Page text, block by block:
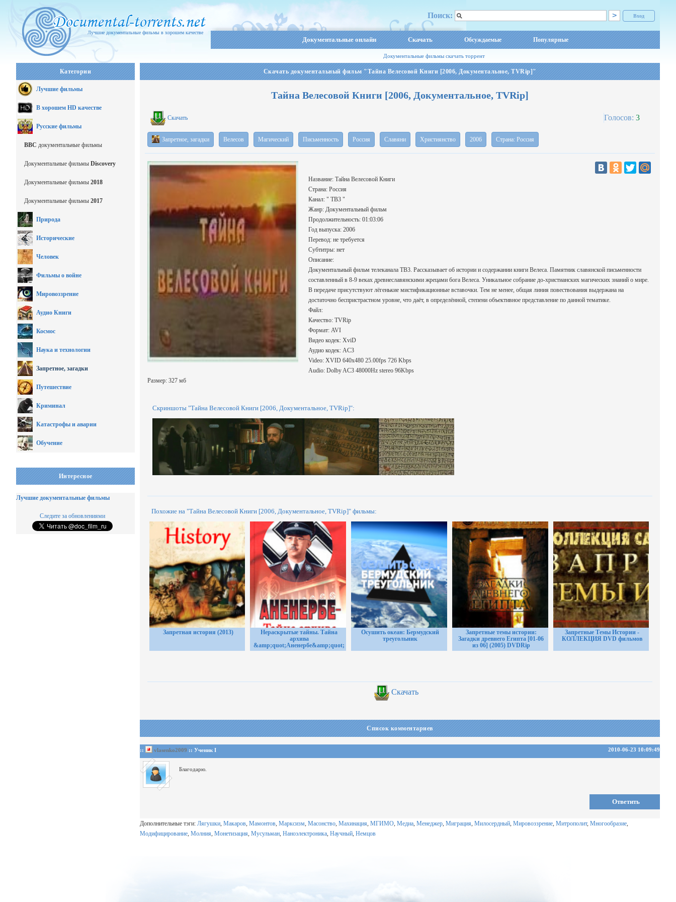
Лучшие документальные фильмы в хорошем качестве
Вход
Поиск:
Документальные онлайн Скачать Обсуждаемые Популярные
Документальные фильмы скачать торрент
Категории
Лучшие фильмы
В хорошем HD качестве
Русские фильмы
BBC документальные фильмы
Документальные фильмы Discovery
Документальные фильмы 2018
Документальные фильмы 2017
Природа
Исторические
Человек
Фильмы о войне
Мировоззрение
Аудио Книги
Космос
Наука и технологии
Запретное, загадки
Путешествие
Криминал
Катастрофы и аварии
Обучение
Интересное
Лучшие документальные фильмы
Следите за обновлениями
Скачать документальный фильм "Тайна Велесовой Книги [2006, Документальное, TVRip]"
Тайна Велесовой Книги [2006, Документальное, TVRip]
Скачать Голосов: 3
Запретное, загадки Велесов Магический Письменность Россия Славяни Християнство 2006 Страна: Россия
Название: Тайна Велесовой Книги
Страна: Россия
Канал: " ТВ3 "
Жанр: Документальный фильм
Продолжительность: 01:03:06
Год выпуска: 2006
Перевод: не требуется
Субтитры: нет
Описание:
Документальный фильм телеканала ТВ3. Рассказывает об истории и содержании книги Велеса. Памятник славянской письменности
составленный в 8-9 веках древнеславянскими жрецами бога Велеса. Уникальное собрание до-христианских магических знаний о мире.
В передаче присутствуют лёгенькие мистификационные вставочки. Тем не менее, общая линия повествования выдержана на
достаточно беспристрастном уровне, что даёт, в определённой, степени объективное представление по данной тематике.
Файл:
Качество: TVRip
Формат: AVI
Видео кодек: XviD
Аудио кодек: AC3
Video: XVID 640x480 25.00fps 726 Kbps
Audio: Dolby AC3 48000Hz stereo 96Kbps
Размер: 327 мб
Скриншоты "Тайна Велесовой Книги [2006, Документальное, TVRip]":
Похожие на "Тайна Велесовой Книги [2006, Документальное, TVRip]" фильмы:
Запретная история (2013)
Нераскрытые тайны. Тайна
архива
&amp;quot;Аненербе&amp;quot;
Осушить океан: Бермудский
треугольник
Запретные темы истории:
Загадки древнего Египта [01-06
из 06] (2005) DVDRip
Запретные Темы Истории -
КОЛЛЕКЦИЯ DVD фильмов
Скачать
Список комментариев
:: vlasenko2009 :: Ученик I 2010-06-23 10:09:49
Благодарю.
Ответить
Дополнительные тэги: Лягушки, Макаров, Мамонтов, Марксизм, Масонство, Махинация, МГИМО, Медиа, Менеджер, Миграция, Милосердный, Мировоззрение, Митрополит, Многообразие,
Модифицирование, Молния, Монетизация, Мусульман, Наноэлектроника, Научный, Немцов